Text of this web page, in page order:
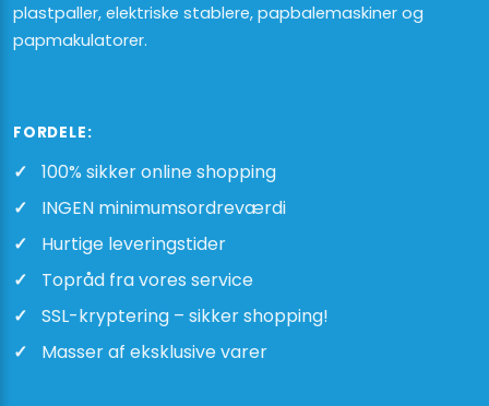
plastpaller, elektriske stablere, papbalemaskiner og
papmakulatorer.
FORDELE:
100% sikker online shopping
INGEN minimumsordreværdi
Hurtige leveringstider
Topråd fra vores service
SSL-kryptering – sikker shopping!
Masser af eksklusive varer